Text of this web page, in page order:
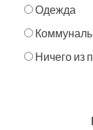
Одежда
Ничего из